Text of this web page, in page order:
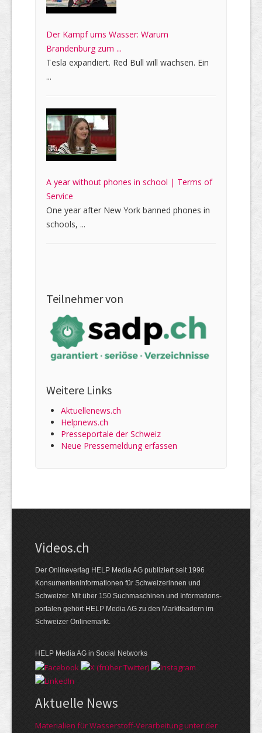
Der Kampf ums Wasser: Warum
Brandenburg zum ...
Tesla expandiert. Red Bull will wachsen. Ein
...
A year without phones in school | Terms of
Service
One year after New York banned phones in
schools, ...
Teilnehmer von
Weitere Links
Aktuellenews.ch
Helpnews.ch
Presseportale der Schweiz
Neue Pressemeldung erfassen
Videos.ch
Der Onlineverlag HELP Media AG publiziert seit 1996
Konsumenten­informationen für Schweizerinnen und
Schweizer. Mit über 150 Suchmaschinen und Informations­
portalen gehört HELP Media AG zu den Marktleadern im
Schweizer Onlinemarkt.
HELP Media AG in Social Networks
Aktuelle News
Materialien für Wasserstoff-Verarbeitung unter der